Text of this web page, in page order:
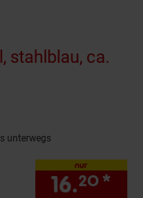
stahlblau, ca.
unterwegs
nur
16.20 *